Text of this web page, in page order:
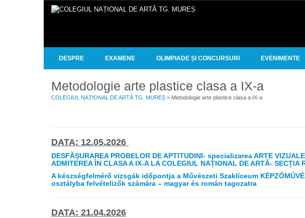
DESPRE EXAMENE OLIMPIADE ȘI CONCURSURI EVENIMENTE
Metodologie arte plastice clasa a IX-a
COLEGIUL NAȚIONAL DE ARTĂ TG. MUREȘ > Metodologie arte plastice clasa a IX-a
DATA: 12.05.2026
DESFĂȘURAREA PROBELOR DE APTITUDINI- specializarea ARTE
ADMITEREA ÎN CLASA A IX-A LA COLEGIUL NAȚIONAL DE ARTĂ- SECȚIA
A készségfelmérő vizsgák időpontja a Művészeti Szaklíceum
osztályba felvételizők számára – magyar és román tagozatra
DATA: 21.04.2026